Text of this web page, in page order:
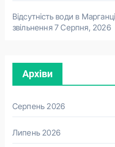
Відсутність води в
звільнення 7 Серпня, 2026
Архіви
Серпень 2026
Липень 2026